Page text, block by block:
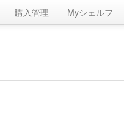
購入管理 Myシェルフ